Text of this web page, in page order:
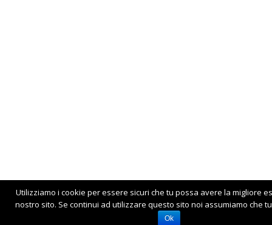
Utilizziamo i cookie per essere sicuri che tu possa avere la migliore
nostro sito. Se continui ad utilizzare questo sito noi assumiamo che
Ok